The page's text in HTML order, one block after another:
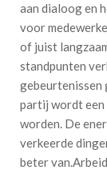
aan dialoog en
voor
of juist
standpunten
gebeurtenissen
partij wordt een
worden. De
verkeerde
beter